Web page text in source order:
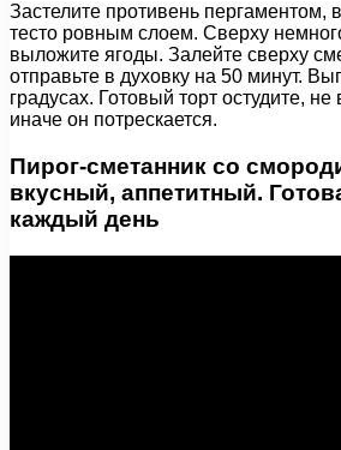
Застелите противень пергаментом,
тесто ровным слоем. Сверху
выложите ягоды. Залейте сверху
отправьте в духовку на 50 минут.
градусах. Готовый торт остудите,
иначе он потрескается.
Пирог-сметанник со
вкусный, аппетитный.
каждый день